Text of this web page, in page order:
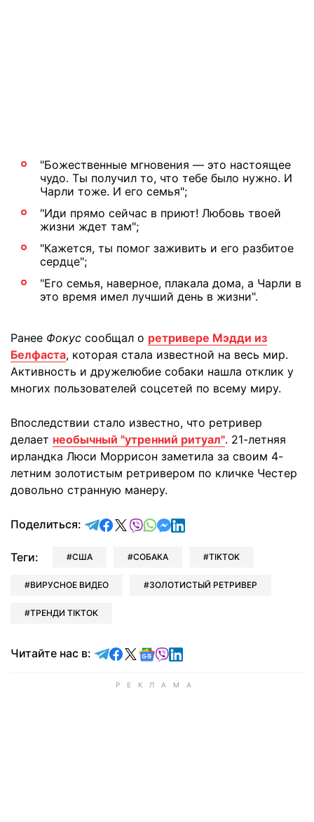
"Божественные мгновения — это настоящее
чудо. Ты получил то, что тебе было нужно. И
Чарли тоже. И его семья";
"Иди прямо сейчас в приют! Любовь твоей
жизни ждет там";
"Кажется, ты помог заживить и его разбитое
сердце";
"Его семья, наверное, плакала дома, а Чарли в
это время имел лучший день в жизни".
Ранее Фокус сообщал о ретривере Мэдди из
Белфаста, которая стала известной на весь мир.
Активность и дружелюбие собаки нашла отклик у
многих пользователей соцсетей по всему миру.
Впоследствии стало известно, что ретривер
делает необычный "утренний ритуал". 21-летняя
ирландка Люси Моррисон заметила за своим 4-
летним золотистым ретривером по кличке Честер
довольно странную манеру.
Поделиться: отправить в Telegram
поделиться в Facebook
поделиться в X
отправить в Viber
отправить в Whatsapp
отправить в Messenger
отправить в LinkedIn
Теги: США СОБАКА TIKTOK
ВИРУСНОЕ ВИДЕО ЗОЛОТИСТЫЙ РЕТРИВЕР
ТРЕНДИ TIKTOK
Читайте нас в: Читайте в Telegram
Читайте в Facebook
Читайте в X
Читайте в Google news
Читайте в Viber
Читайте в LinkedIn